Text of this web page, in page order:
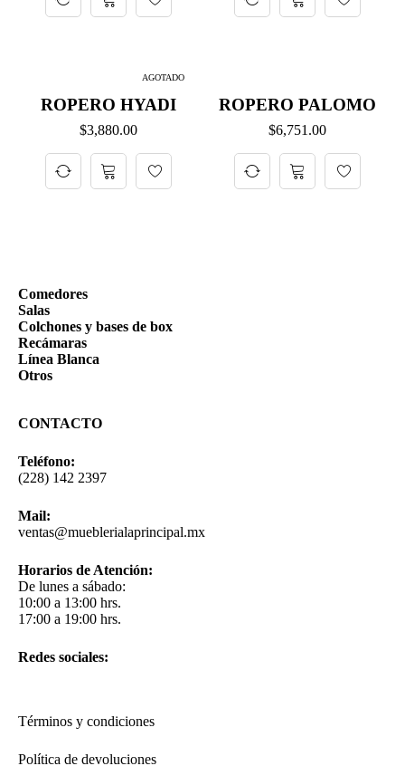
AGOTADO
ROPERO HYADI
$3,880.00
ROPERO PALOMO
$6,751.00
Comedores
Salas
Colchones y bases de box
Recámaras
Línea Blanca
Otros
CONTACTO
Teléfono:
(228) 142 2397
Mail:
ventas@mueblerialaprincipal.mx
Horarios de Atención:
De lunes a sábado:
10:00 a 13:00 hrs.
17:00 a 19:00 hrs.
Redes sociales:
Términos y condiciones
Política de devoluciones